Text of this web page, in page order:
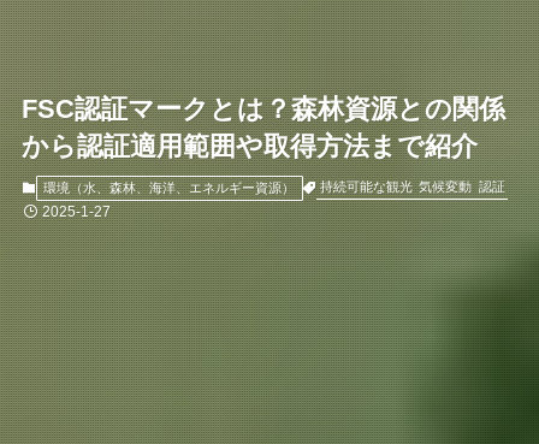
FSC認証マークとは？森林資源との関係
から認証適用範囲や取得方法まで紹介
環境（水、森林、海洋、エネルギー資源） 持続可能な観光 気候変動 認証
2025-1-27